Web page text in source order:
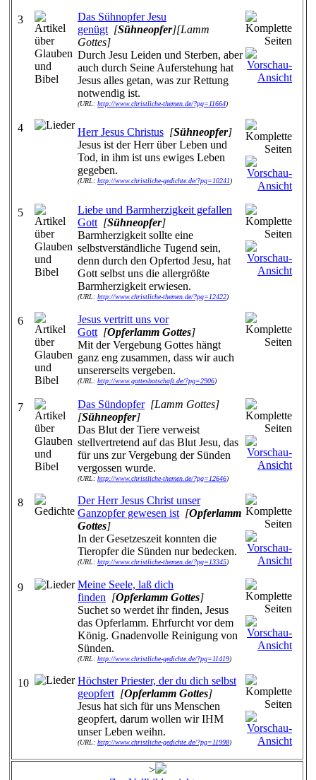
3
Das Sühnopfer Jesu
genügt [Sühneopfer][Lamm
Gottes]
Durch Jesu Leiden und Sterben, aber
auch durch Seine Auferstehung hat
Jesus alles getan, was zur Rettung
notwendig ist.
(URL: http://www.christliche-themen.de/?pg=11664)
4 Herr Jesus Christus [Sühneopfer]
Jesus ist der Herr über Leben und
Tod, in ihm ist uns ewiges Leben
gegeben.
(URL: http://www.christliche-gedichte.de/?pg=10241)
5
Liebe und Barmherzigkeit gefallen
Gott [Sühneopfer]
Barmherzigkeit sollte eine
selbstverständliche Tugend sein,
denn durch den Opfertod Jesu, hat
Gott selbst uns die allergrößte
Barmherzigkeit erwiesen.
(URL: http://www.christliche-themen.de/?pg=12422)
6
Jesus vertritt uns vor
Gott [Opferlamm Gottes]
Mit der Vergebung Gottes hängt
ganz eng zusammen, dass wir auch
unsererseits vergeben.
(URL: http://www.gottesbotschaft.de/?pg=2906)
7 Das Sündopfer [Lamm Gottes]
[Sühneopfer]
Das Blut der Tiere verweist
stellvertretend auf das Blut Jesu, das
für uns zur Vergebung der Sünden
vergossen wurde.
(URL: http://www.christliche-themen.de/?pg=12646)
8
Der Herr Jesus Christ unser
Ganzopfer gewesen ist [Opferlamm
Gottes]
In der Gesetzeszeit konnten die
Tieropfer die Sünden nur bedecken.
(URL: http://www.christliche-themen.de/?pg=13345)
9
Meine Seele, laß dich
finden [Opferlamm Gottes]
Suchet so werdet ihr finden, Jesus
das Opferlamm. Ehrfurcht vor dem
König. Gnadenvolle Reinigung von
Sünden.
(URL: http://www.christliche-gedichte.de/?pg=11419)
10
Höchster Priester, der du dich selbst
geopfert [Opferlamm Gottes]
Jesus hat sich für uns Menschen
geopfert, darum wollen wir IHM
unser Leben weihn.
(URL: http://www.christliche-gedichte.de/?pg=11998)
>